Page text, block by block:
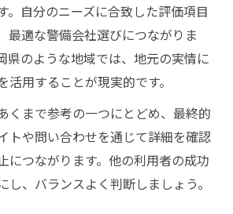
。自分のニーズに合致した評価項目
最適な警備会社選びにつながりま
県のような地域では、地元の実情に
活用することが現実的です。
くまで参考の一つにとどめ、最終的
トや問い合わせを通じて詳細を確認
につながります。他の利用者の成功
し、バランスよく判断しましょう。